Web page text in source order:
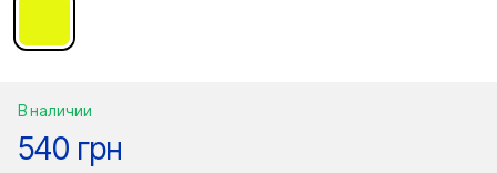
В наличии
540 грн